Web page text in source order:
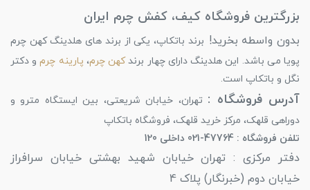
بزرگترین فروشگاه کیف، کفش چرم ایران
بدون واسطه بخرید! برند باتکاپ، یکی از برند های هلدینگ کهن چرم
پویا می باشد. این هلدینگ دارای چهار برندکهن چرم، پارینه چرمو دکتر
نگل و باتکاپ است.
آدرس فروشگاه : تهران، خیابان شریعتی، بین ایستگاه مترو و
دوراهی قلهک، مرکز خرید قلهک، فروشگاه باتکاپ
تلفن فروشگاه : 47764-021 داخلی 120
دفتر مرکزی : تهران خیابان شهید بهشتی خیابان سرافراز
خیابان دوم (خبرنگار) پلاک 4